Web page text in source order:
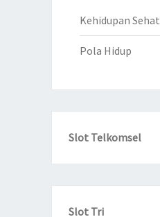
Kehidupan Sehat
Pola Hidup
Slot Telkomsel
Slot Tri